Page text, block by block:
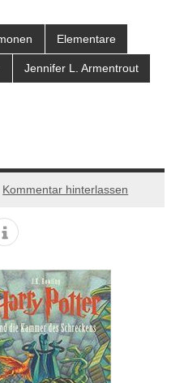
Elementare
Jennifer L. Armentrout
Kommentar hinterlassen